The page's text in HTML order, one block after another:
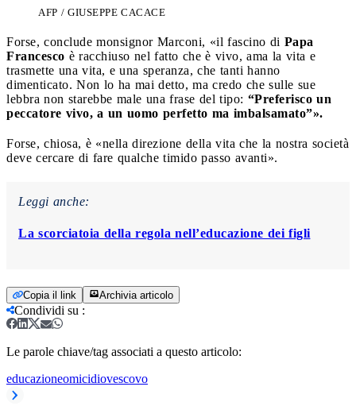
AFP / GIUSEPPE CACACE
Forse, conclude monsignor Marconi, «il fascino di Papa
Francesco è racchiuso nel fatto che è vivo, ama la vita e
trasmette una vita, e una speranza, che tanti hanno
dimenticato. Non lo ha mai detto, ma credo che sulle sue
lebbra non starebbe male una frase del tipo: “Preferisco un
peccatore vivo, a un uomo perfetto ma imbalsamato”».
Forse, chiosa, è «nella direzione della vita che la nostra società
deve cercare di fare qualche timido passo avanti».
Leggi anche:
La scorciatoia della regola nell’educazione dei figli
Copia il link Archivia articolo
Condividi su :
Le parole chiave/tag associati a questo articolo:
educazioneomicidiovescovo